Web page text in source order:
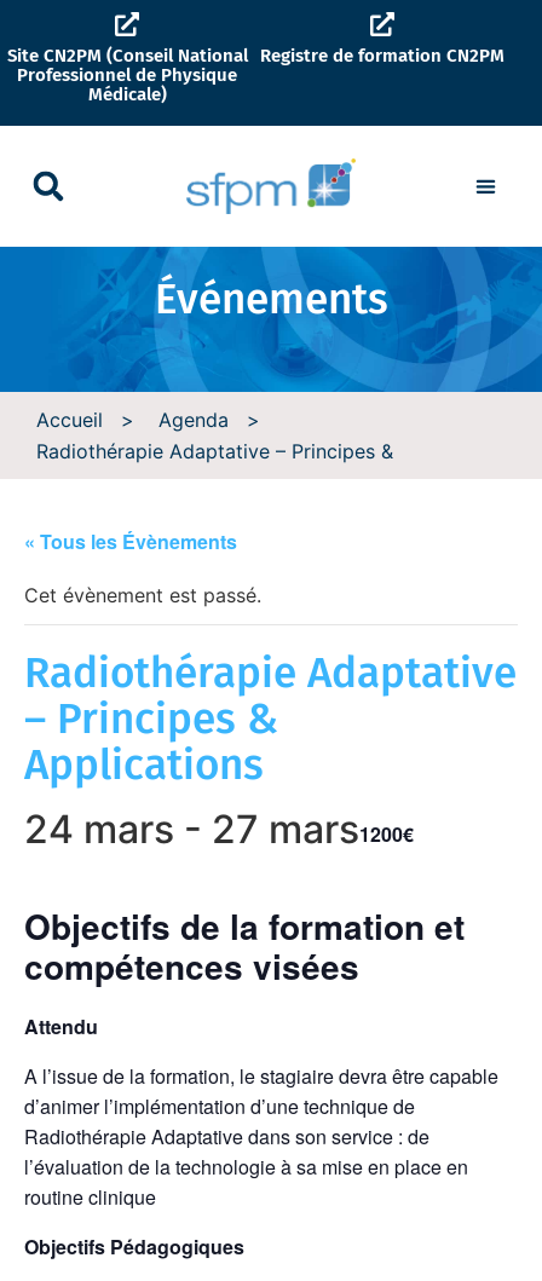
Site CN2PM (Conseil National
Professionnel de Physique
Médicale)
Registre de formation CN2PM
Événements
Accueil > Agenda
>
Radiothérapie Adaptative – Principes &
« Tous les Évènements
Cet évènement est passé.
Radiothérapie Adaptative
– Principes &
Applications
24 mars - 27 mars1200€
Objectifs de la formation et
compétences visées
Attendu
A l’issue de la formation, le stagiaire devra être capable
d’animer l’implémentation d’une technique de
Radiothérapie Adaptative dans son service : de
l’évaluation de la technologie à sa mise en place en
routine clinique
Objectifs Pédagogiques